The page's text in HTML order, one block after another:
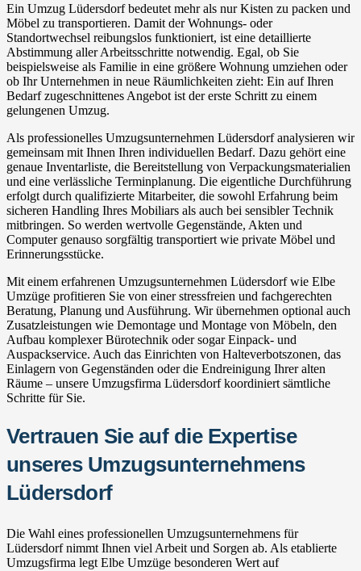
Ein Umzug Lüdersdorf bedeutet mehr als nur Kisten zu packen und
Möbel zu transportieren. Damit der Wohnungs- oder
Standortwechsel reibungslos funktioniert, ist eine detaillierte
Abstimmung aller Arbeitsschritte notwendig. Egal, ob Sie
beispielsweise als Familie in eine größere Wohnung umziehen oder
ob Ihr Unternehmen in neue Räumlichkeiten zieht: Ein auf Ihren
Bedarf zugeschnittenes Angebot ist der erste Schritt zu einem
gelungenen Umzug.
Als professionelles Umzugsunternehmen Lüdersdorf analysieren wir
gemeinsam mit Ihnen Ihren individuellen Bedarf. Dazu gehört eine
genaue Inventarliste, die Bereitstellung von Verpackungsmaterialien
und eine verlässliche Terminplanung. Die eigentliche Durchführung
erfolgt durch qualifizierte Mitarbeiter, die sowohl Erfahrung beim
sicheren Handling Ihres Mobiliars als auch bei sensibler Technik
mitbringen. So werden wertvolle Gegenstände, Akten und
Computer genauso sorgfältig transportiert wie private Möbel und
Erinnerungsstücke.
Mit einem erfahrenen Umzugsunternehmen Lüdersdorf wie Elbe
Umzüge profitieren Sie von einer stressfreien und fachgerechten
Beratung, Planung und Ausführung. Wir übernehmen optional auch
Zusatzleistungen wie Demontage und Montage von Möbeln, den
Aufbau komplexer Bürotechnik oder sogar Einpack- und
Auspackservice. Auch das Einrichten von Halteverbotszonen, das
Einlagern von Gegenständen oder die Endreinigung Ihrer alten
Räume – unsere Umzugsfirma Lüdersdorf koordiniert sämtliche
Schritte für Sie.
Vertrauen Sie auf die Expertise
unseres Umzugsunternehmens
Lüdersdorf
Die Wahl eines professionellen Umzugsunternehmens für
Lüdersdorf nimmt Ihnen viel Arbeit und Sorgen ab. Als etablierte
Umzugsfirma legt Elbe Umzüge besonderen Wert auf